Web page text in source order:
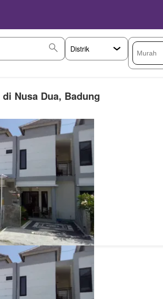
Nusa Dua, Badung